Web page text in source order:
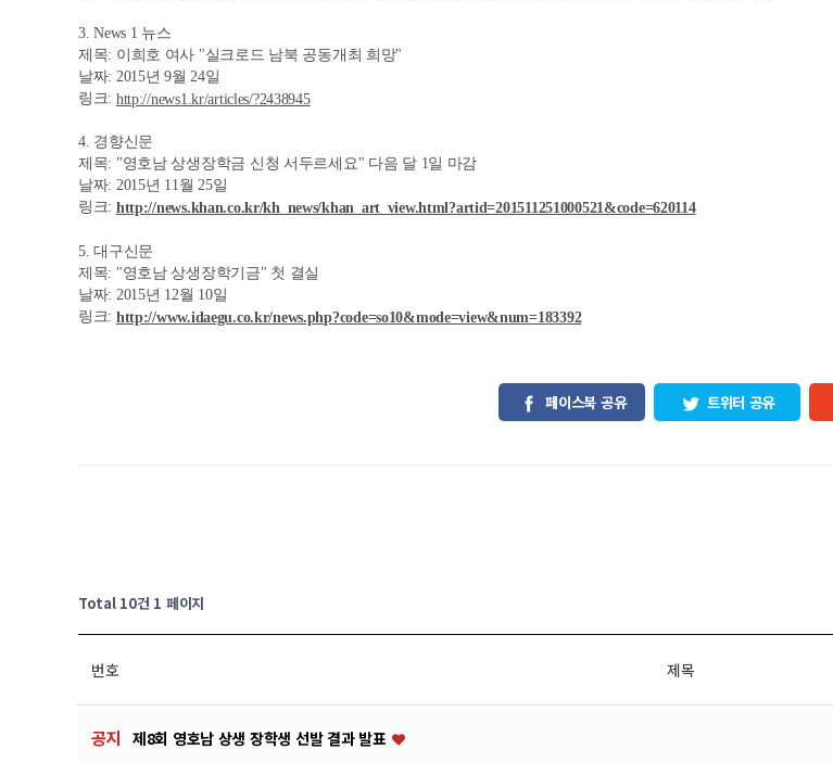
3. News 1 뉴스
제목: 이희호 여사 "실크로드 남북 공동개최 희망"
날짜: 2015년 9월 24일
링크: http://news1.kr/articles/?2438945
4. 경향신문
제목: "영호남 상생장학금 신청 서두르세요" 다음 달 1일 마감
날짜: 2015년 11월 25일
링크: http://news.khan.co.kr/kh_news/khan_art_view.html?artid=201511251000521&code=620114
5. 대구신문
제목: "영호남 상생장학기금" 첫 결실
날짜: 2015년 12월 10일
링크: http://www.idaegu.co.kr/news.php?code=so10&mode=view&num=183392
페이스북 공유 트위터 공유
Total 10건1 페이지
번호 제목
공지 제8회 영호남 상생 장학생 선발 결과 발표